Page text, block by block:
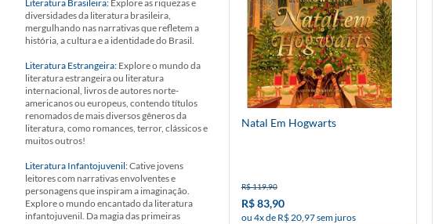
Literatura Brasileira: Explore as riquezas e
diversidades da literatura brasileira,
mergulhando nas narrativas que refletem a
história, a cultura e a identidade do Brasil.
Literatura Estrangeira: Explore o mundo da
literatura estrangeira ou literatura
internacional, livros de autores norte-
americanos ou europeus, contendo títulos
renomados de mais diversos gêneros da
literatura, como romances, terror, clássicos e
muitos outros!
Literatura Infantojuvenil:Cative jovens
leitores com narrativas envolventes e
personagens que inspiram a imaginação.
Explore o mundo encantado da literatura
infantojuvenil. Da magia das primeiras
Natal Em Hogwarts
R$ 119,90
R$ 83,90
ou 4x de R$ 20,97 sem juros